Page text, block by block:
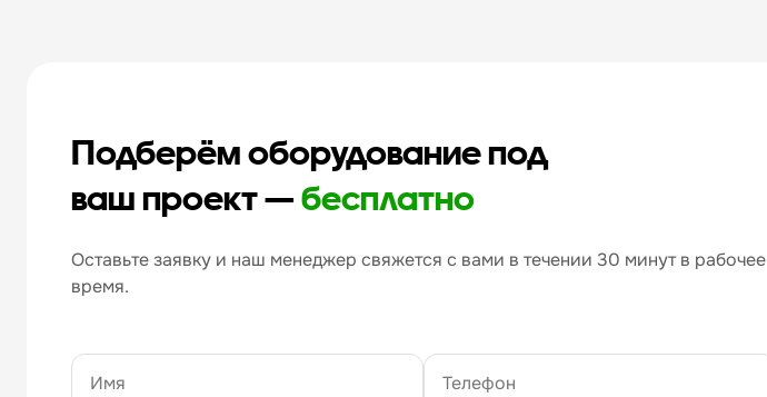
Подберём оборудование под
ваш проект —бесплатно
Оставьте заявку и наш менеджер свяжется с вами в течении 30 минут в рабочее
время.